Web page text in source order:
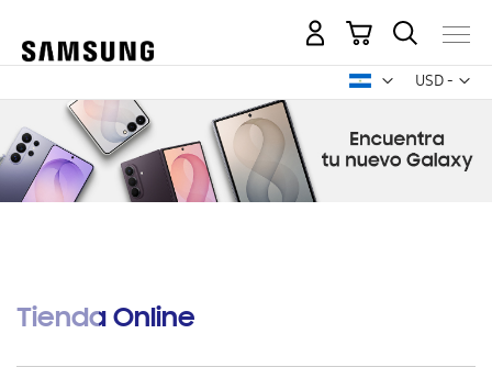
USD -
dólar
Mi carrito
Tienda Online